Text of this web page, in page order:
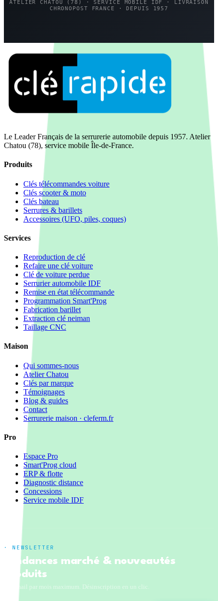
ATELIER CHATOU (78) · SERVICE MOBILE IDF · LIVRAISON
CHRONOPOST FRANCE · DEPUIS 1957
Le Leader Français de la serrurerie automobile depuis 1957. Atelier
Chatou (78), service mobile Île-de-France.
Produits
Clés télécommandes voiture
Clés scooter & moto
Clés bateau
Serrures & barillets
Accessoires (UFO, piles, coques)
Services
Reproduction de clé
Refaire une clé voiture
Clé de voiture perdue
Serrurier automobile IDF
Remise en état télécommande
Programmation Smart'Prog
Fabrication barillet
Extraction clé neiman
Taillage CNC
Maison
Qui sommes-nous
Atelier Chatou
Clés par marque
Témoignages
Blog & guides
Contact
Serrurerie maison · cleferm.fr
Pro
Espace Pro
Smart'Prog cloud
ERP & flotte
Diagnostic distance
Concessions
Service mobile IDF
· NEWSLETTER
Tendances marché & nouveautés
produits
Un email par mois maximum. Désinscription en un clic.